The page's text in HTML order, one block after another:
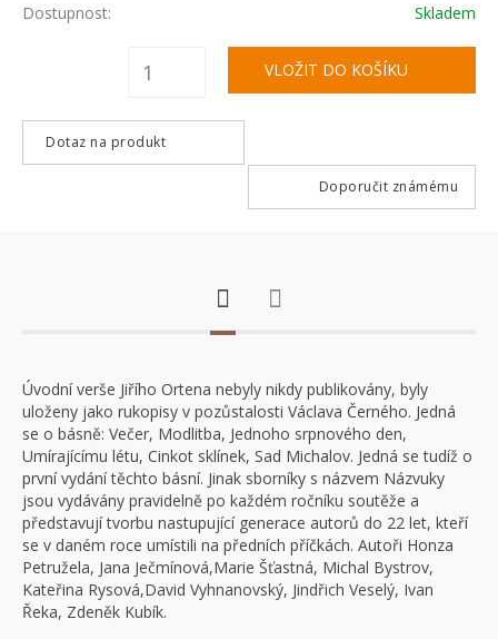
Dostupnost: Skladem
Dotaz na produkt
Doporučit známému
Úvodní verše Jiřího Ortena nebyly nikdy publikovány, byly
uloženy jako rukopisy v pozůstalosti Václava Černého. Jedná
se o básně: Večer, Modlitba, Jednoho srpnového den,
Umírajícímu létu, Cinkot sklínek, Sad Michalov. Jedná se tudíž o
první vydání těchto básní. Jinak sborníky s názvem Názvuky
jsou vydávány pravidelně po každém ročníku soutěže a
představují tvorbu nastupující generace autorů do 22 let, kteří
se v daném roce umístili na předních příčkách. Autoři Honza
Petružela, Jana Ječmínová,Marie Šťastná, Michal Bystrov,
Kateřina Rysová,David Vyhnanovský, Jindřich Veselý, Ivan
Řeka, Zdeněk Kubík.